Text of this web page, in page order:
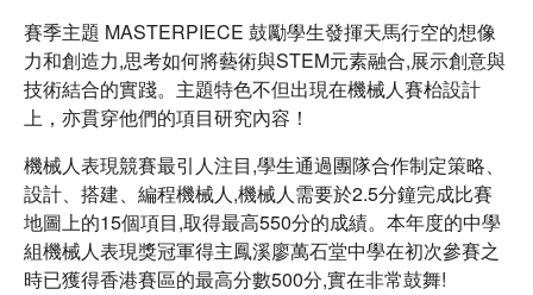
賽季主題 MASTERPIECE 鼓勵學生發揮天馬行空的想像
力和創造力,思考如何將藝術與STEM元素融合,展示創意與
技術結合的實踐。主題特色不但出現在機械人賽枱設計
上，亦貫穿他們的項目研究內容！
機械人表現競賽最引人注目,學生通過團隊合作制定策略、
設計、搭建、編程機械人,機械人需要於2.5分鐘完成比賽
地圖上的15個項目,取得最高550分的成績。本年度的中學
組機械人表現獎冠軍得主鳳溪廖萬石堂中學在初次參賽之
時已獲得香港賽區的最高分數500分,實在非常鼓舞!